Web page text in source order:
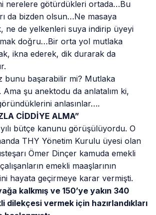
nerelere götürdükleri ortada…Bu
da bizden olsun…Ne masaya
ne de yelkenleri suya indirip üyeyi
doğru…Bir orta yol mutlaka
ikna ederek, dik durarak da
bunu başarabilir mi? Mutlaka
Ama şu anektodu da anlatalım ki,
anlasınlar….
CİDDİYE ALMA”
bütçe kanunu görüşülüyordu. O
THY Yönetim Kurulu üyesi olan
Ömer Dinçer kamuda emekli
emekli maaşlarının
hayata geçirmeye karar vermişti.
kalkmış ve 150’ye yakın 340
dilekçesi vermek için hazırlandıkları